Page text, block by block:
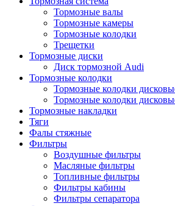
Тормозные валы
Тормозные камеры
Тормозные колодки
Трещетки
Тормозные диски
Диск тормозной Audi
Тормозные колодки
Тормозные колодки
Тормозные колодки
Тормозные накладки
Тяги
Фалы стяжные
Фильтры
Воздушные фильтры
Масляные фильтры
Топливные фильтры
Фильтры кабины
Фильтры сепаратора